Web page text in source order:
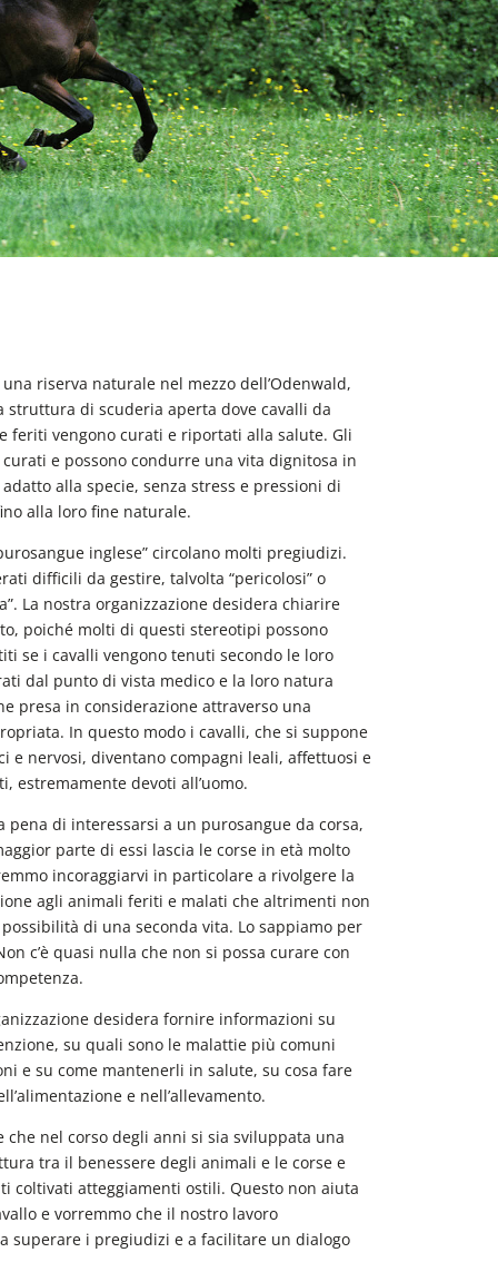
riserva naturale nel mezzo dell’Odenwald,
struttura di scuderia aperta dove cavalli da
feriti vengono curati e riportati alla salute. Gli
e possono condurre una vita dignitosa in
alla specie, senza stress e pressioni di
alla loro fine naturale.
inglese” circolano molti pregiudizi.
difficili da gestire, talvolta “pericolosi” o
La nostra organizzazione desidera chiarire
poiché molti di questi stereotipi possono
se i cavalli vengono tenuti secondo le loro
dal punto di vista medico e la loro natura
presa in considerazione attraverso una
In questo modo i cavalli, che si suppone
e nervosi, diventano compagni leali, affettuosi e
estremamente devoti all’uomo.
pena di interessarsi a un purosangue da corsa,
parte di essi lascia le corse in età molto
incoraggiarvi in particolare a rivolgere la
agli animali feriti e malati che altrimenti non
di una seconda vita. Lo sappiamo per
c’è quasi nulla che non si possa curare con
desidera fornire informazioni su
su quali sono le malattie più comuni
e su come mantenerli in salute, su cosa fare
e nell’allevamento.
che nel corso degli anni si sia sviluppata una
tra il benessere degli animali e le corse e
coltivati atteggiamenti ostili. Questo non aiuta
e vorremmo che il nostro lavoro
superare i pregiudizi e a facilitare un dialogo